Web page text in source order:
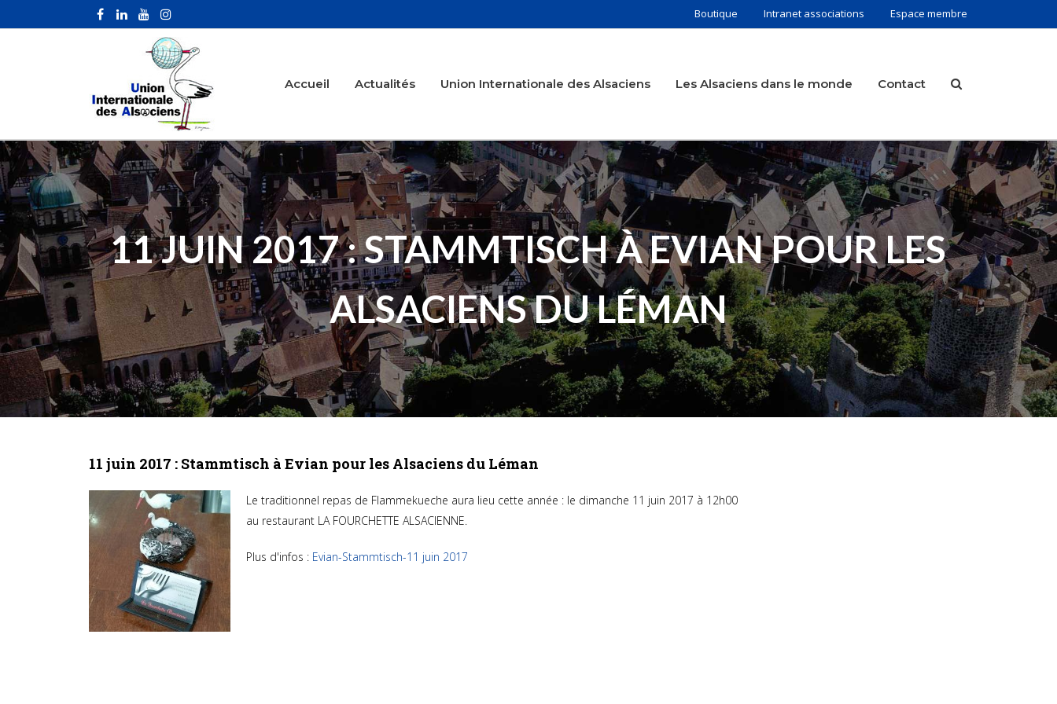
Boutique Intranet associations Espace membre
Accueil Actualités Union Internationale des Alsaciens Les Alsaciens dans le monde Contact
11 JUIN 2017 : STAMMTISCH À EVIAN POUR LES
ALSACIENS DU LÉMAN
11 juin 2017 : Stammtisch à Evian pour les Alsaciens du Léman
Le traditionnel repas de Flammekueche aura lieu cette année : le dimanche 11 juin 2017 à 12h00
au restaurant LA FOURCHETTE ALSACIENNE.
Plus d'infos : Evian-Stammtisch-11 juin 2017